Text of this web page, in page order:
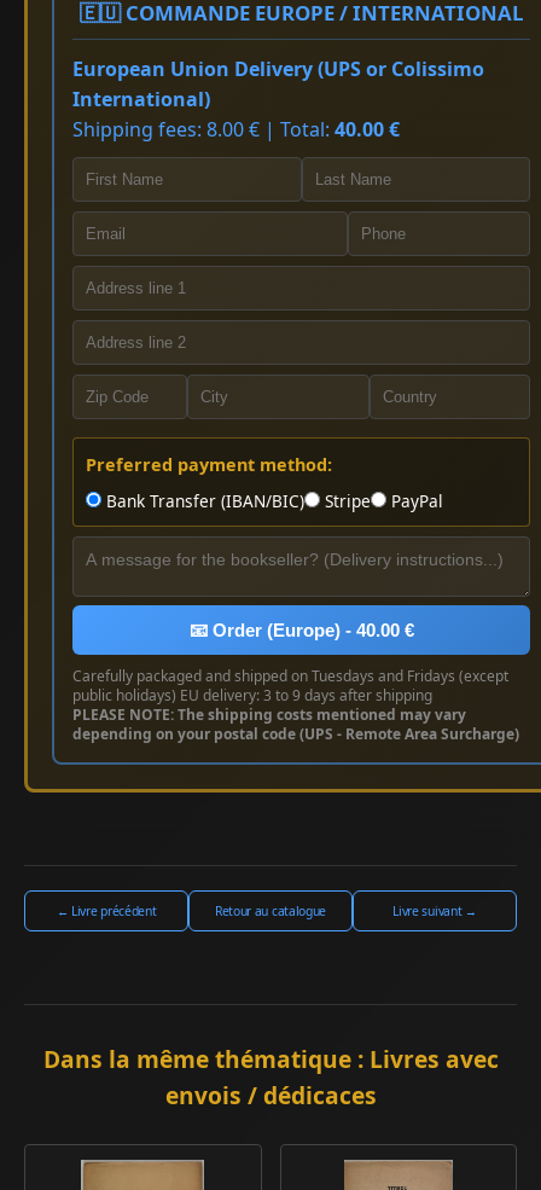
🇪🇺 COMMANDE EUROPE / INTERNATIONAL
European Union Delivery (UPS or Colissimo
International)
Shipping fees: 8.00 € | Total: 40.00 €
Preferred payment method:
Bank Transfer (IBAN/BIC)
Stripe PayPal
📧 Order (Europe) - 40.00 €
Carefully packaged and shipped on Tuesdays and Fridays (except
public holidays) EU delivery: 3 to 9 days after shipping
PLEASE NOTE: The shipping costs mentioned may vary
depending on your postal code (UPS - Remote Area Surcharge)
← Livre précédent Retour au catalogue Livre suivant →
Dans la même thématique : Livres avec
envois / dédicaces